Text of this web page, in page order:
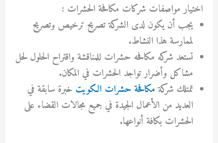
اختيار مواصفات شركات مكافحة الحشرات :
يجب أن يكون لدى الشركة تصريح ترخيص وتصريح
لممارسة هذا النشاط.
تستعد شركه مكافحه حشرات للمناقشة واقتراح الحلول لحل
مشاكل وأضرار تواجد الحشرات في المكان.
تمتلك شركةمكافحة حشرات الكويت خبرة سابقة في
العديد من الأعمال الجيدة في جميع مجالات القضاء على
الحشرات بكافة أنواعها.